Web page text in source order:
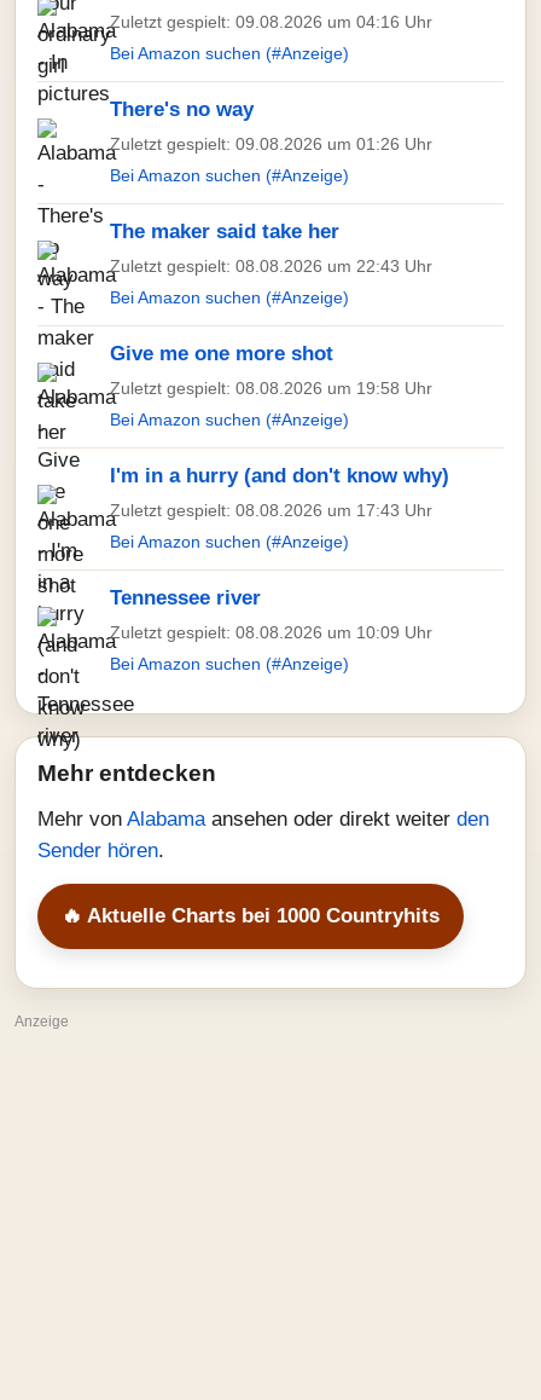
Zuletzt gespielt: 09.08.2026 um 04:16 Uhr
Bei Amazon suchen (#Anzeige)
There's no way
Zuletzt gespielt: 09.08.2026 um 01:26 Uhr
Bei Amazon suchen (#Anzeige)
The maker said take her
Zuletzt gespielt: 08.08.2026 um 22:43 Uhr
Bei Amazon suchen (#Anzeige)
Give me one more shot
Zuletzt gespielt: 08.08.2026 um 19:58 Uhr
Bei Amazon suchen (#Anzeige)
I'm in a hurry (and don't know why)
Zuletzt gespielt: 08.08.2026 um 17:43 Uhr
Bei Amazon suchen (#Anzeige)
Tennessee river
Zuletzt gespielt: 08.08.2026 um 10:09 Uhr
Bei Amazon suchen (#Anzeige)
Mehr entdecken
Mehr von Alabama ansehen oder direkt weiter den
Sender hören.
🔥 Aktuelle Charts bei 1000 Countryhits
Anzeige